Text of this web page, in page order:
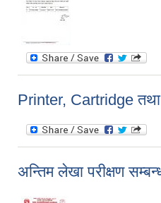
Printer, Cartridge
अन्तिम लेखा परीक्षण